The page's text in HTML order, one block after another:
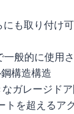
も取り付け
一般的に使用
構造構造
ガレージド
トを超えるア